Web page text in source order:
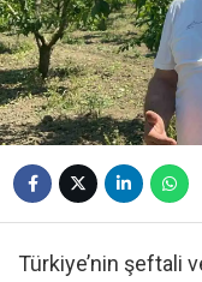
Türkiye’nin şeftali